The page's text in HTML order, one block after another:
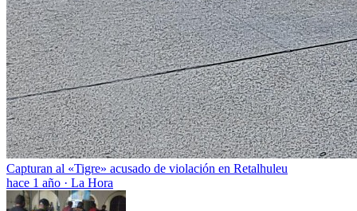
Capturan al «Tigre» acusado de violación en Retalhuleu
hace 1 año · La Hora